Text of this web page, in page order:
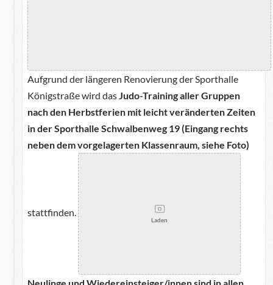
Aufgrund der längeren Renovierung der Sporthalle
Königstraße wird dasJudo-Training aller Gruppen
nach den Herbstferien mit leicht veränderten Zeiten
in der Sporthalle Schwalbenweg 19 (Eingang rechts
neben dem vorgelagerten Klassenraum, siehe Foto)
stattfinden.
Laden